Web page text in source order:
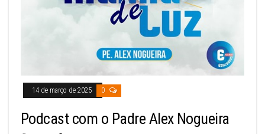
14 de março de 2025 0
Podcast com o Padre Alex Nogueira